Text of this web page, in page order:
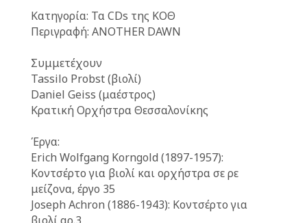
sr-
only
Κατηγορία: Τα CDs της ΚΟΘ
Περιγραφή: ANOTHER DAWN
Συμμετέχουν
Tassilo Probst (βιολί)
Daniel Geiss (μαέστρος)
Κρατική Ορχήστρα Θεσσαλονίκης
Έργα:
Erich Wolfgang Korngold (1897-1957):
Κοντσέρτο για βιολί και ορχήστρα σε ρε
μείζονα, έργο 35
Joseph Achron (1886-1943): Κοντσέρτο για
βιολί αρ.3